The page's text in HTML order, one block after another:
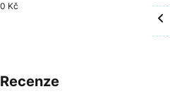
0 Kč
Recenze